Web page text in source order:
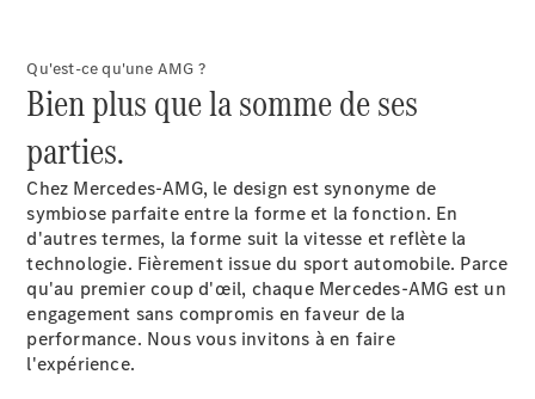
SUVs
EQA
Électrique
SUV
SUV
Électrique
Mercedes-
Maybach
EQS SUV
Électrique
GLA
GLA
Nouveau
GLA Nouveau Électrique
GLB Électrique
Qu'est-ce qu'une AMG ?
Bien plus que la somme de ses
parties.
Chez Mercedes-AMG, le design est synonyme de
symbiose parfaite entre la forme et la fonction. En
d'autres termes, la forme suit la vitesse et reflète la
technologie. Fièrement issue du sport automobile. Parce
qu'au premier coup d'œil, chaque Mercedes-AMG est un
engagement sans compromis en faveur de la
performance. Nous vous invitons à en faire
l'expérience.